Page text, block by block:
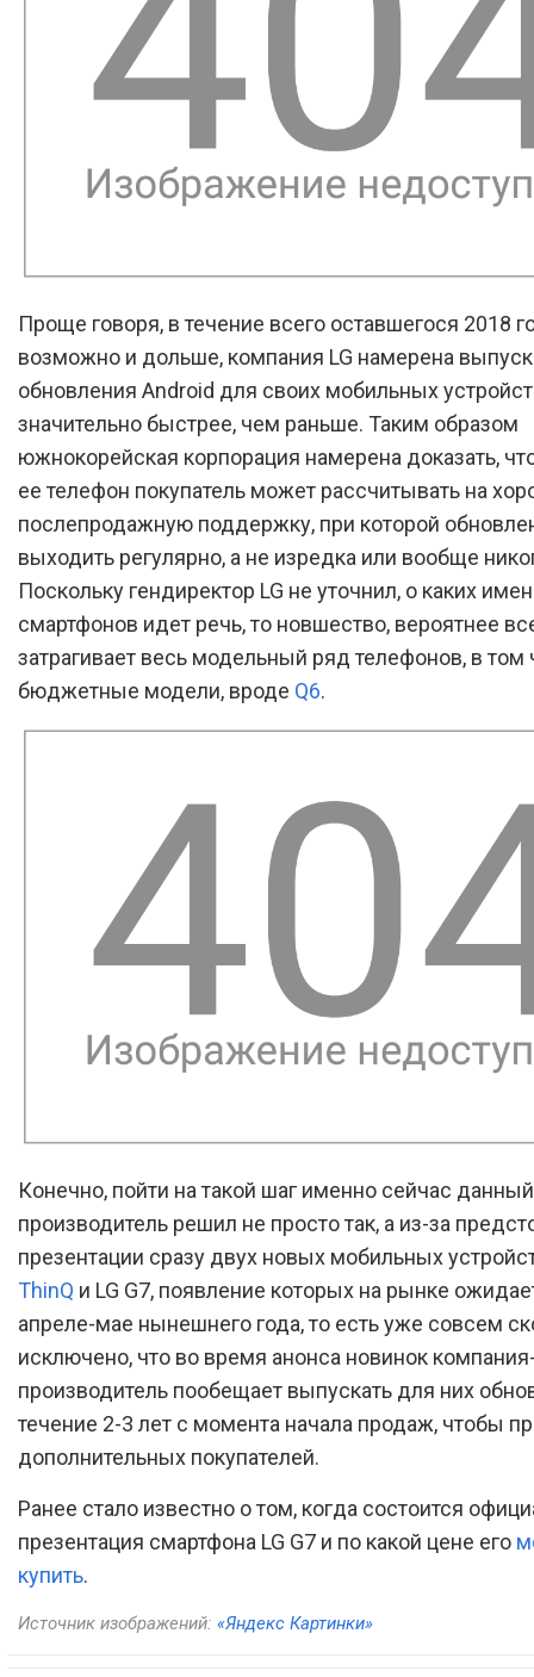
Проще говоря, в течение всего оставшегося 2018
возможно и дольше, компания LG намерена
обновления Android для своих мобильных
значительно быстрее, чем раньше. Таким образом
южнокорейская корпорация намерена доказать,
ее телефон покупатель может рассчитывать на
послепродажную поддержку, при которой
выходить регулярно, а не изредка или вообще
Поскольку гендиректор LG не уточнил, о каких
смартфонов идет речь, то новшество, вероятнее
затрагивает весь модельный ряд телефонов, в том
бюджетные модели, вроде Q6.
Конечно, пойти на такой шаг именно сейчас данный
производитель решил не просто так, а из-за
презентации сразу двух новых мобильных
ThinQ и LG G7, появление которых на рынке
апреле-мае нынешнего года, то есть уже совсем
исключено, что во время анонса новинок
производитель пообещает выпускать для них
течение 2-3 лет с момента начала продаж, чтобы
дополнительных покупателей.
Ранее стало известно о том, когда состоится
презентация смартфона LG G7 и по какой цене его
купить.
Источник изображений: «Яндекс Картинки»